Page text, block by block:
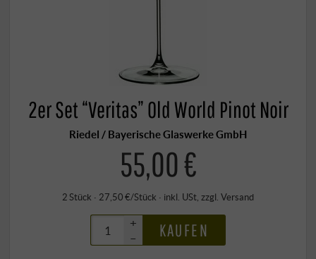
2er Set “Veritas” Old World Pinot Noir
Riedel / Bayerische Glaswerke GmbH
55,00 €
2 Stück · 27,50 €/Stück · inkl. USt , zzgl. Versand
+
–
KAUFEN